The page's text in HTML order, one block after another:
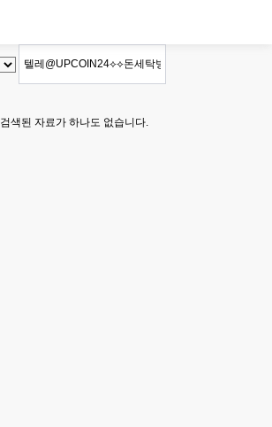
검색된 자료가 하나도 없습니다.